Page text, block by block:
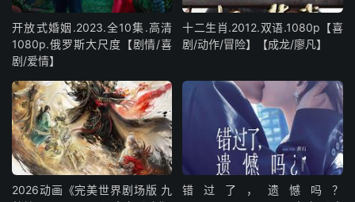
开放式婚姻.2023.全10集.高清
1080p.俄罗斯大尺度【剧情/喜
剧/爱情】
十二生肖.2012.双语.1080p【喜
剧/动作/冒险】【成龙/廖凡】
2026动画《完美世界剧场版 九
错过了，遗憾吗？